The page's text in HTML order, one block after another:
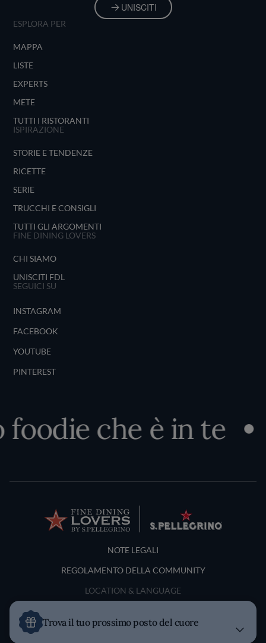
UNISCITI
ESPLORA PER
MAPPA
LISTE
EXPERTS
METE
TUTTI I RISTORANTI
ISPIRAZIONE
STORIE E TENDENZE
RICETTE
SERIE
TRUCCHI E CONSIGLI
TUTTI GLI ARGOMENTI
FINE DINING LOVERS
CHI SIAMO
UNISCITI FDL
SEGUICI SU
INSTAGRAM
FACEBOOK
YOUTUBE
PINTEREST
che è in te
Terms and Conditions
NOTE LEGALI
REGOLAMENTO DELLA COMMUNITY
LOCATION & LANGUAGE
Trova il tuo prossimo posto del cuore